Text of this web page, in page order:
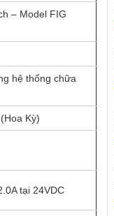
– Model FIG
hệ thống chữa
Kỳ)
tại 24VDC